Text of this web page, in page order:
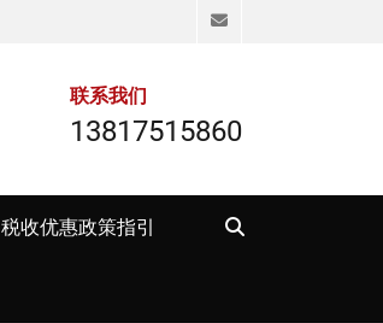
Email
联系我们
13817515860
税收优惠政策指引